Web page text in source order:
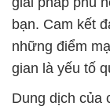
công nghiệp
sạch và xử lý
giải pháp hiệu
Đến với Công